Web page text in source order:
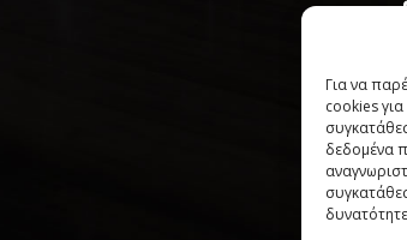
Για να
cookies
δεδομένα